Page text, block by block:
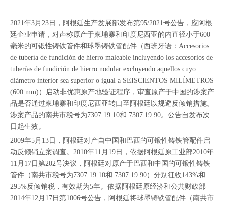
2021年3月23日，阿根廷生产发展部发布第95/2021号公告，应阿根
廷企业申请，对声称原产于柬埔寨和印度尼西亚的内直径小于600
毫米的可锻性铸铁管件和球墨铸铁管配件（西班牙语：Accesorios
de tubería de fundición de hierro maleable incluyendo los accesorios de
tuberías de fundición de hierro nodular excluyendo aquellos cuyo
diámetro interior sea superior o igual a SEISCIENTOS MILÍMETROS
(600 mm)）启动非优惠原产地验证程序，审查原产于中国的涉案产
品是否通过柬埔寨和印度尼西亚转口至阿根廷以规避反倾销措施。
涉案产品的南共市税号为7307.19.10和 7307.19.90。公告自发布次
日起生效。
2009年5月13日，阿根廷对产自中国和巴西的可锻性铸铁管配件启
动反倾销立案调查。2010年11月19日，依据阿根廷原工业部2010年
11月17日第202号决议，阿根廷对原产于巴西和中国的可锻性铸铁
管件（南共市税号为7307.19.10和 7307.19.90）分别征收143%和
295%反倾销税，有效期为5年。依据阿根廷原经济和公共财政部
2014年12月17日第1006号公告，阿根廷将球墨铸铁管配件（南共市